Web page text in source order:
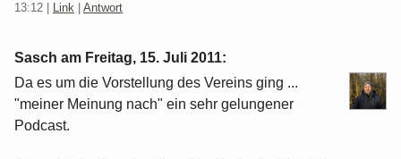
13:12 Link Antwort
Sasch am Freitag, 15. Juli 2011:
Da es um die Vorstellung des Vereins ging ...
"meiner Meinung nach" ein sehr gelungener
Podcast.